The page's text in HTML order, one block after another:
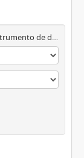
Instrumento de descripción